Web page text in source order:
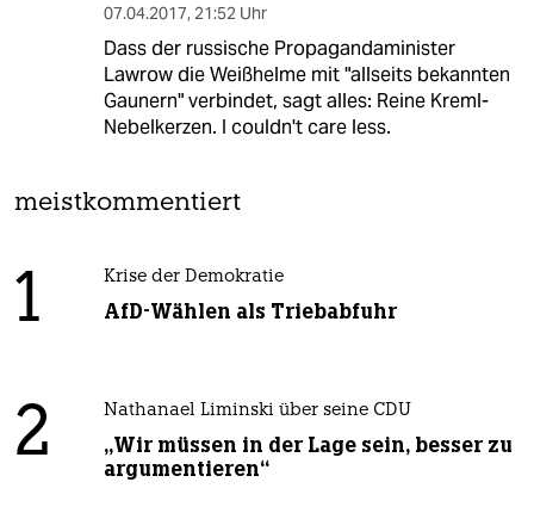
07.04.2017, 21:52 Uhr
Dass der russische Propagandaminister
Lawrow die Weißhelme mit "allseits bekannten
Gaunern" verbindet, sagt alles: Reine Kreml-
Nebelkerzen. I couldn't care less.
meistkommentiert
1 Krise der Demokratie
AfD-Wählen als Triebabfuhr
2 Nathanael Liminski über seine CDU
„Wir müssen in der Lage sein, besser zu
argumentieren“